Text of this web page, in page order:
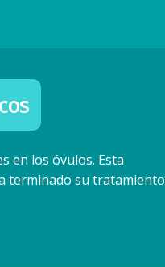
en los óvulos. Esta
terminado su tratamiento